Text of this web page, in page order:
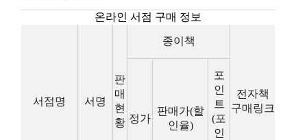
온라인 서점 구매 정보
서점명 서명
판
매
현
황
종이책
전자책
구매링크
정가
판매가(할
인율)
포
인
트
(포
인